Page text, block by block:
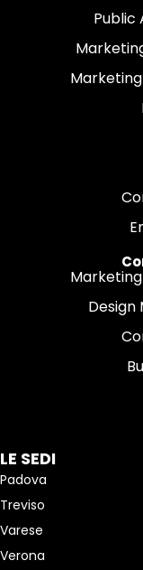
Public
Design
LE SEDI
Padova
Treviso
Varese
Verona